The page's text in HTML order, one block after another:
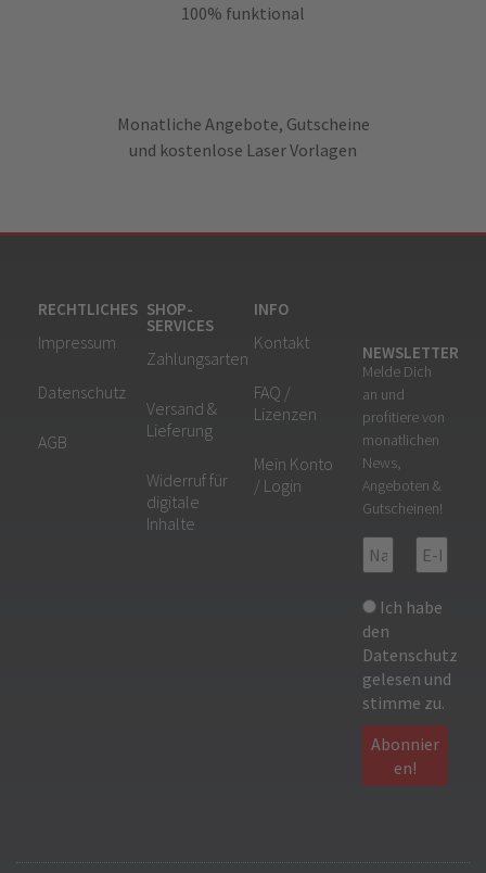
100% funktional
Monatliche Angebote, Gutscheine
und kostenlose Laser Vorlagen
RECHTLICHES
Impressum
Datenschutz
AGB
SHOP-
SERVICES
Zahlungsarten
Versand &
Lieferung
Widerruf für
digitale
Inhalte
INFO
Kontakt
FAQ /
Lizenzen
Mein Konto
/ Login
NEWSLETTER
Melde Dich
an und
profitiere von
monatlichen
News,
Angeboten &
Gutscheinen!
den
Datenschutz
gelesen und
stimme zu.